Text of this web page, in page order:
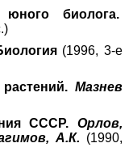
юного биолога.
(1996, 3-е
Мазнев
СССР. Орлов,
А.К. (1990,